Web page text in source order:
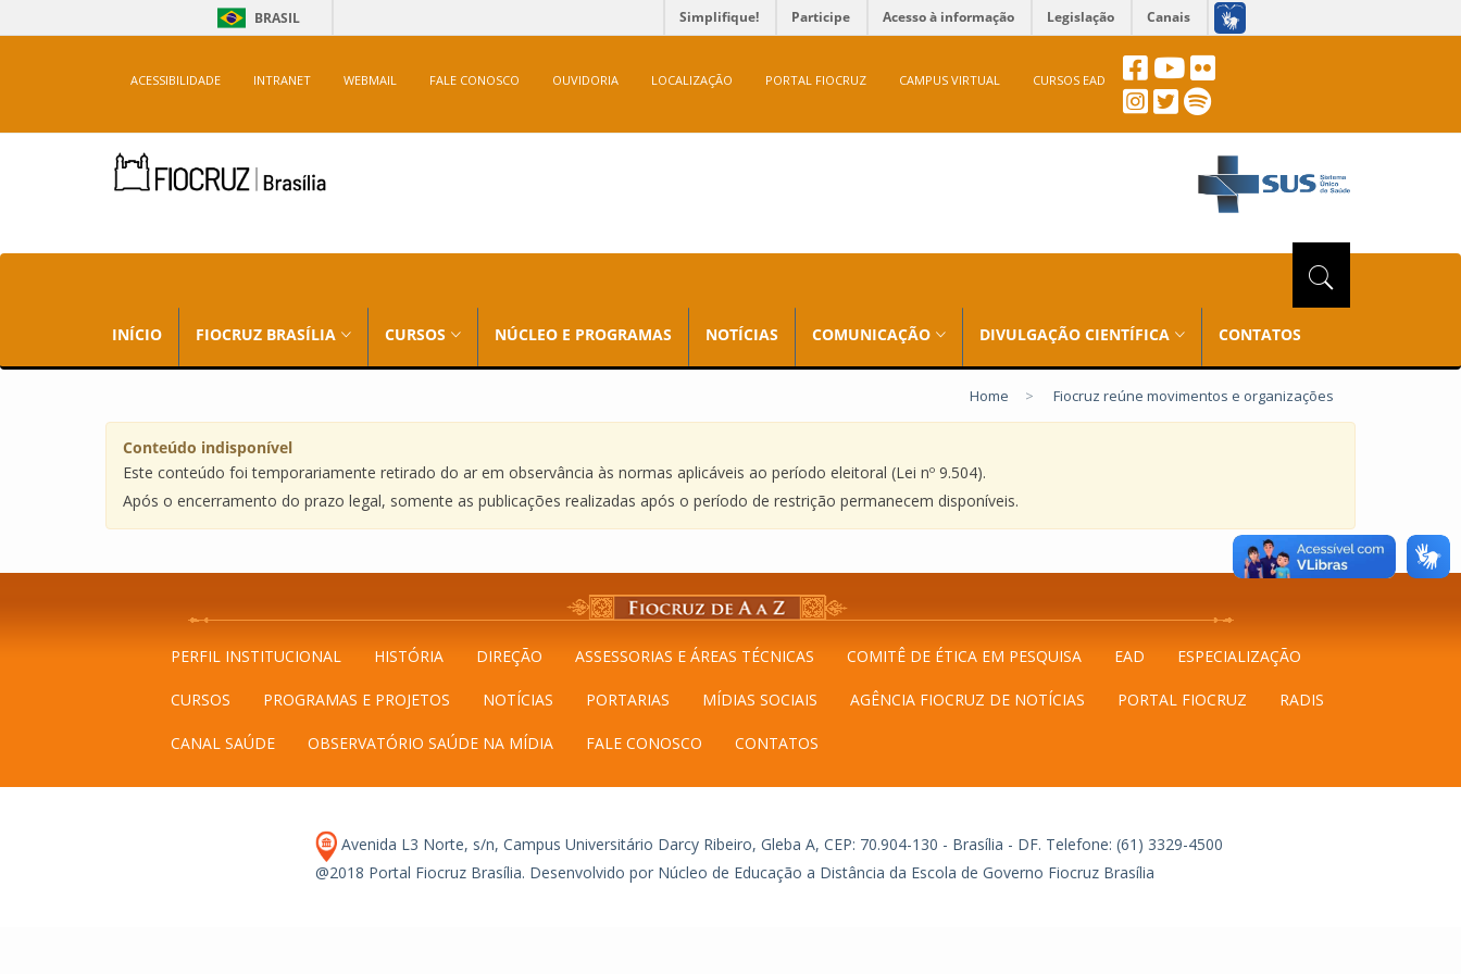
BRASIL Simplifique! Participe Acesso à informação Legislação Canais
ACESSIBILIDADE INTRANET WEBMAIL FALE CONOSCO OUVIDORIA LOCALIZAÇÃO PORTAL FIOCRUZ CAMPUS VIRTUAL CURSOS EAD
INÍCIO FIOCRUZ BRASÍLIA CURSOS NÚCLEO E PROGRAMAS NOTÍCIAS COMUNICAÇÃO DIVULGAÇÃO CIENTÍFICA CONTATOS
Home > Fiocruz reúne movimentos e organizações
Conteúdo indisponível
Este conteúdo foi temporariamente retirado do ar em observância às normas aplicáveis ao período eleitoral (Lei nº 9.504).
Após o encerramento do prazo legal, somente as publicações realizadas após o período de restrição permanecem disponíveis.
PERFIL INSTITUCIONAL HISTÓRIA DIREÇÃO ASSESSORIAS E ÁREAS TÉCNICAS COMITÊ DE ÉTICA EM PESQUISA EAD ESPECIALIZAÇÃO
CURSOS PROGRAMAS E PROJETOS NOTÍCIAS PORTARIAS MÍDIAS SOCIAIS AGÊNCIA FIOCRUZ DE NOTÍCIAS PORTAL FIOCRUZ RADIS
CANAL SAÚDE OBSERVATÓRIO SAÚDE NA MÍDIA FALE CONOSCO CONTATOS
Avenida L3 Norte, s/n, Campus Universitário Darcy Ribeiro, Gleba A, CEP: 70.904-130 - Brasília - DF. Telefone: (61) 3329-4500
@2018 Portal Fiocruz Brasília. Desenvolvido por Núcleo de Educação a Distância da Escola de Governo Fiocruz Brasília